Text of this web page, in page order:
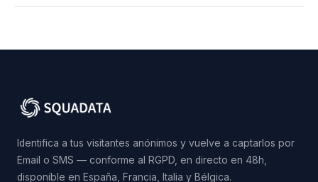
Identifica a tus visitantes anónimos y vuelve a captarlos por
Email o SMS — conforme al RGPD, en directo en 48h,
disponible en España, Francia, Italia y Bélgica.